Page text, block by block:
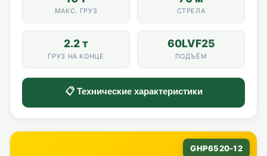
МАКС. ГРУЗ СТРЕЛА
2.2 т
ГРУЗ НА КОНЦЕ
60LVF25
ПОДЪЁМ
📋 Технические характеристики
GHP6520-12